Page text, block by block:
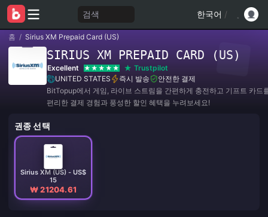
검색 한국어 /
홈 / Sirius XM Prepaid Card (US)
SIRIUS XM PREPAID CARD (US)
Excellent
Trustpilot
UNITED STATES
즉시 발송
안전한 결제
BitTopup에서 게임, 라이브 스트림을 간편하게 충전하고 기프트 카드
편리한 결제 경험과 풍성한 할인 혜택을 누려보세요!
권종 선택
Sirius XM (US) - US$
15
₩ 21204.61